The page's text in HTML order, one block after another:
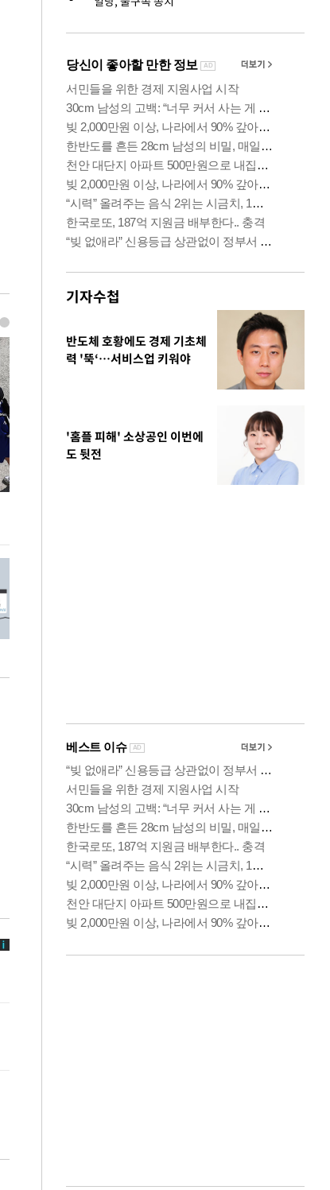
기자수첩
반도체 호황에도 경제 기초체
력 '뚝‘…서비스업 키워야
'홈플 피해' 소상공인 이번에
도 뒷전